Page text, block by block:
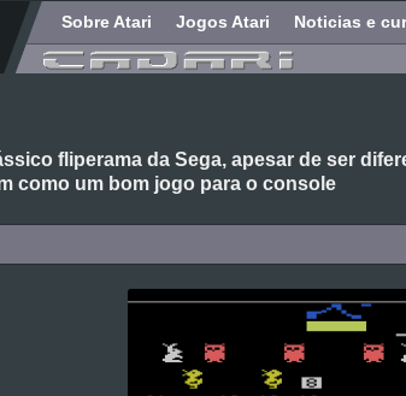
Sobre Atari Jogos Atari Noticias e
fliperama da Sega, apesar de ser
como um bom jogo para o console